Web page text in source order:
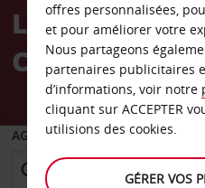
AvisLocation de
Casa De
AGENCE DE DÉPART
offres personnalisées,
et pour améliorer votre
Nous partageons
partenaires publicitaires
d’informations, voir notre
cliquant sur ACCEPTER
utilisions des cookies.
GÉRER VOS